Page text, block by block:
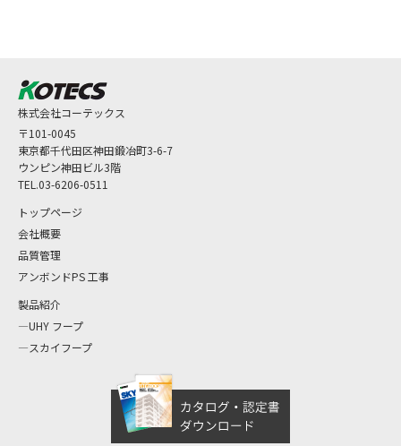
株式会社コーテックス
〒101-0045
東京都千代田区神田鍛冶町3-6-7
ウンピン神田ビル3階
TEL.03-6206-0511
トップページ
会社概要
品質管理
アンボンドPS 工事
製品紹介
UHY フープ
スカイフープ